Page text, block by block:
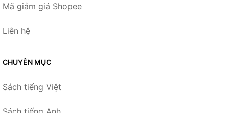
Mã giảm giá Shopee
Liên hệ
CHUYÊN MỤC
Sách tiếng Việt